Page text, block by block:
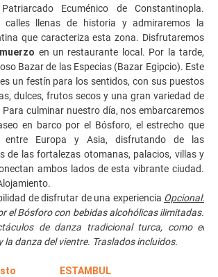
Ecuménico de Constantinopla.
calles llenas de historia y admiraremos la
que caracteriza esta zona. Disfrutaremos
en un restaurante local. Por la tarde,
Bazar de las Especias (Bazar Egipcio). Este
un festín para los sentidos, con sus puestos
dulces, frutos secos y una gran variedad de
culminar nuestro día, nos embarcaremos
en barco por el Bósforo, el estrecho que
entre Europa y Asia, disfrutando de las
de las fortalezas otomanas, palacios, villas y
ambos lados de esta vibrante ciudad.
de disfrutar de una experiencia Opcional:
el Bósforo con bebidas alcohólicas ilimitadas.
de danza tradicional turca, como el
la danza del vientre. Traslados incluidos.
ESTAMBUL